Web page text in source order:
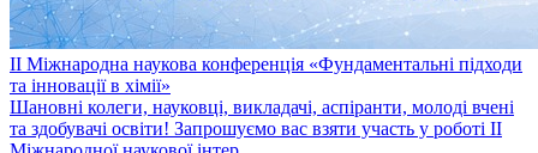
ІІ Міжнародна наукова конференція «Фундаментальні підходи
та інновації в хімії»
Шановні колеги, науковці, викладачі, аспіранти, молоді вчені
та здобувачі освіти! Запрошуємо вас взяти участь у роботі ІІ